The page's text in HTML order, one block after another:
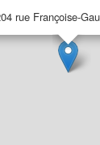
rue Françoise-